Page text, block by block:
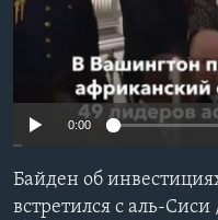
Learning English
СОЦИАЛЬНЫЕ СЕТИ
Языки
No media
0:00
Байден об
встретился с аль-